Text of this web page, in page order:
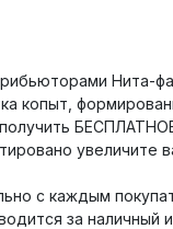
Нита-
копыт,
увеличите
с каждым
за наличный